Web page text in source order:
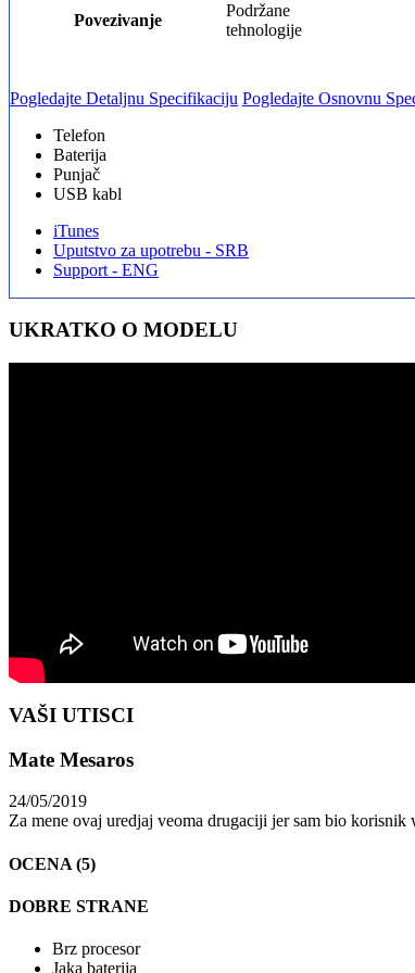
Povezivanje
Podržane
tehnologije
Pogledajte Detaljnu Specifikaciju Pogledajte Osnovnu
Telefon
Baterija
Punjač
USB kabl
iTunes
Uputstvo za upotrebu - SRB
Support - ENG
UKRATKO O MODELU
VAŠI UTISCI
Mate Mesaros
24/05/2019
Za mene ovaj uredjaj veoma drugaciji jer sam bio
OCENA (5)
DOBRE STRANE
Brz procesor
Jaka baterija